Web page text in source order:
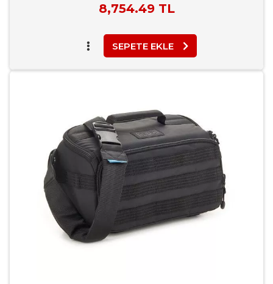
Piyasa
Fiyatı
8,754.49 TL
SEPETE EKLE
Karşılaştır
Rapor Bildir